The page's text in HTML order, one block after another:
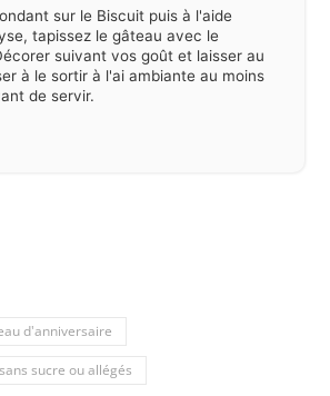
sur le Biscuit puis à l'aide
tapissez le gâteau avec le
suivant vos goût et laisser au
à le sortir à l'ai ambiante au moins
de servir.
d'anniversaire
sucre ou allégés